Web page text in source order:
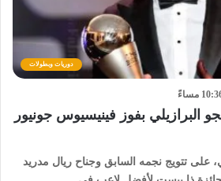
دوريات وبطولات
البرازيلي بفوز فينيسيوس جونيور
على تتويج نجمه السابق وجناح ريال مدريد